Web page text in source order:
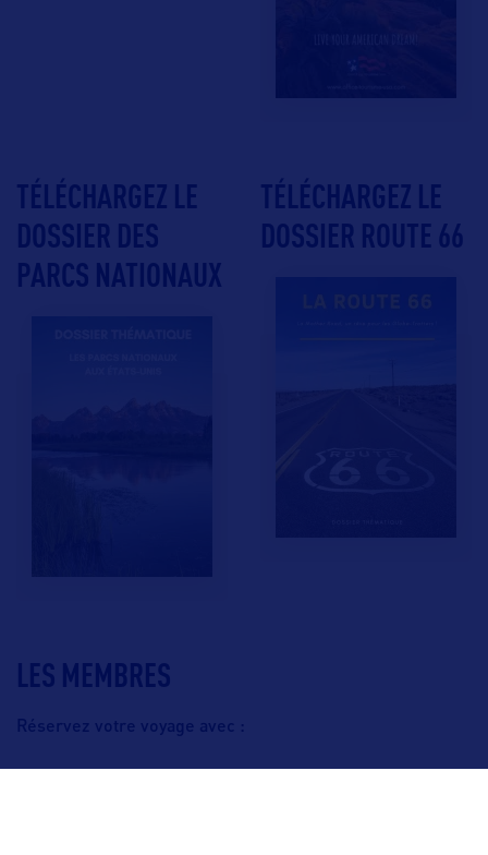
LES MEMBRES
Réservez votre voyage avec :
TÉLÉCHARGEZ LE
DOSSIER DES
PARCS NATIONAUX
TÉLÉCHARGEZ LE
DOSSIER ROUTE 66